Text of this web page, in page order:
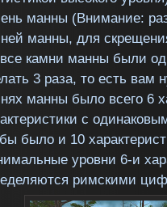
манны (Внимание:
манны, для
камни манны были
3 раза, то есть вам
манны было всего 6
с
было и 10
уровни 6-и
римскими